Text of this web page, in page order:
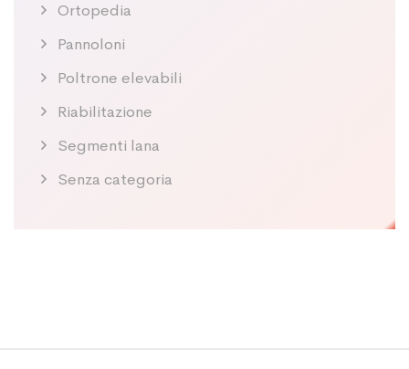
Ortopedia
Pannoloni
Poltrone elevabili
Riabilitazione
Segmenti lana
Senza categoria